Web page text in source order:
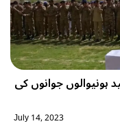
جوانوں کی
July 14, 2023